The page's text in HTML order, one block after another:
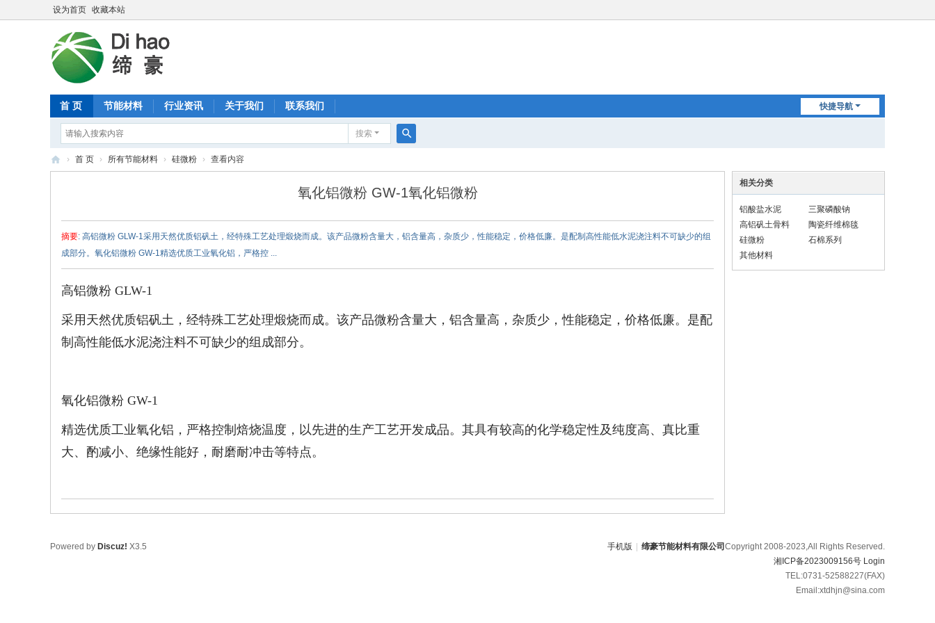
设为首页 收藏本站
快捷导航
首 页 节能材料 行业资讯 关于我们 联系我们
搜索
索
› 首 页 › 所有节能材料 › 硅微粉 › 查看内容
氧化铝微粉 GW-1氧化铝微粉
摘要: 高铝微粉 GLW-1采用天然优质铝矾土，经特殊工艺处理煅烧而成。该产品微粉含量大，铝含量高，杂质少，性能稳定，价格低廉。是配制高性能低水泥浇注料不可缺少的组
成部分。氧化铝微粉 GW-1精选优质工业氧化铝，严格控 ...
高铝微粉 GLW-1
采用天然优质铝矾土，经特殊工艺处理煅烧而成。该产品微粉含量大，铝含量高，杂质少，性能稳定，价格低廉。是配
制高性能低水泥浇注料不可缺少的组成部分。
氧化铝微粉 GW-1
精选优质工业氧化铝，严格控制焙烧温度，以先进的生产工艺开发成品。其具有较高的化学稳定性及纯度高、真比重
大、酌减小、绝缘性能好，耐磨耐冲击等特点。
相关分类
铝酸盐水泥
三聚磷酸钠
高铝矾土骨料
陶瓷纤维棉毯
硅微粉
石棉系列
其他材料
手机版 缔豪节能材料有限公司 Copyright 2008-2023,All Rights Reserved.
湘ICP备2023009156号 Login
TEL:0731-52588227(FAX)
Email:xtdhjn@sina.com
Powered by Discuz! X3.5